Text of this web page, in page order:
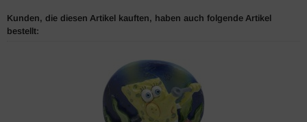
Kunden, die diesen Artikel kauften, haben auch folgende Artikel
bestellt: